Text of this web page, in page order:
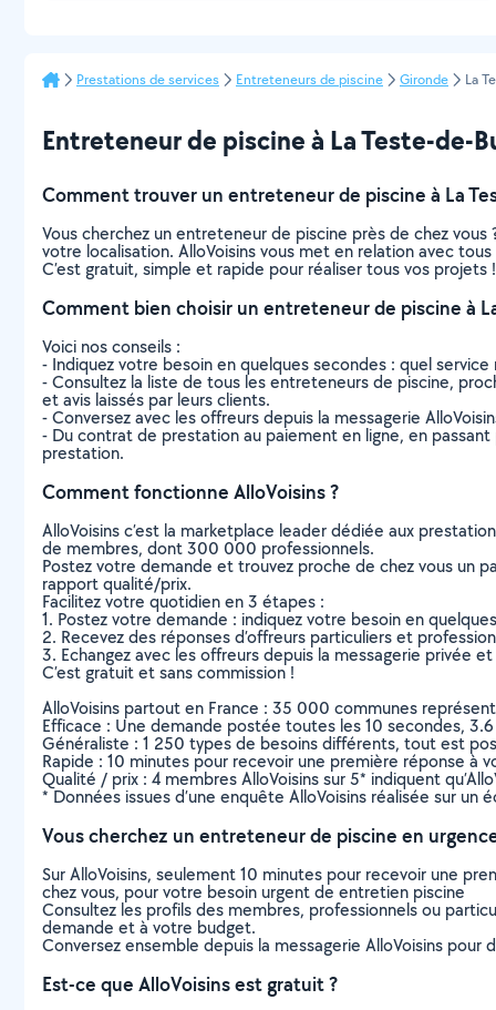
Prestations de services Entreteneurs de piscine Gironde La
Entreteneur de piscine à La Teste-de-
Comment trouver un entreteneur de piscine à La
Vous cherchez un entreteneur de piscine près de chez
votre localisation. AlloVoisins vous met en relation avec
C’est gratuit, simple et rapide pour réaliser tous vos projets !
Comment bien choisir un entreteneur de piscine à
Voici nos conseils :
- Indiquez votre besoin en quelques secondes : quel
- Consultez la liste de tous les entreteneurs de piscine,
et avis laissés par leurs clients.
- Conversez avec les offreurs depuis la messagerie
- Du contrat de prestation au paiement en ligne, en
prestation.
Comment fonctionne AlloVoisins ?
AlloVoisins c’est la marketplace leader dédiée aux
de membres, dont 300 000 professionnels.
Postez votre demande et trouvez proche de chez vous un
rapport qualité/prix.
Facilitez votre quotidien en 3 étapes :
1. Postez votre demande : indiquez votre besoin en
2. Recevez des réponses d’offreurs particuliers et
3. Echangez avec les offreurs depuis la messagerie privée
C’est gratuit et sans commission !
AlloVoisins partout en France : 35 000 communes
Efficace : Une demande postée toutes les 10 secondes,
Généraliste : 1 250 types de besoins différents, tout est
Rapide : 10 minutes pour recevoir une première réponse à
Qualité / prix : 4 membres AlloVoisins sur 5* indiquent
* Données issues d’une enquête AlloVoisins réalisée sur
Vous cherchez un entreteneur de piscine en
Sur AlloVoisins, seulement 10 minutes pour recevoir une
chez vous, pour votre besoin urgent de entretien piscine
Consultez les profils des membres, professionnels ou
demande et à votre budget.
Conversez ensemble depuis la messagerie AlloVoisins
Est-ce que AlloVoisins est gratuit ?